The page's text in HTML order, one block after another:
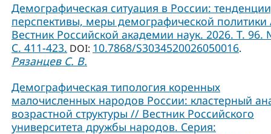
Демографическая ситуация в России:
перспективы, меры демографической
Вестник Российской академии наук. 2026. Т. 96.
С. 411-423. DOI: 10.7868/S3034520026050016.
Рязанцев С. В.
Демографическая типология коренных
малочисленных народов России: кластерный
возрастной структуры // Вестник Российского
университета дружбы народов. Серия: